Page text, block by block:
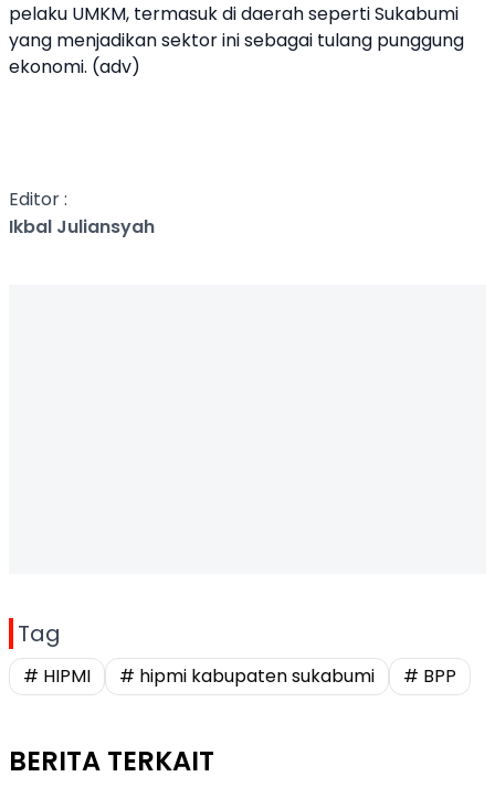
pelaku UMKM, termasuk di daerah seperti Sukabumi
yang menjadikan sektor ini sebagai tulang punggung
ekonomi. (adv)
Editor :
Ikbal Juliansyah
Tag
# HIPMI # hipmi kabupaten sukabumi # BPP
BERITA TERKAIT